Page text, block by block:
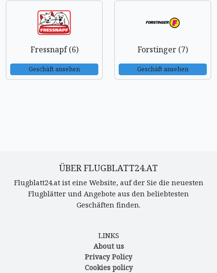
Fressnapf (6)
Geschäft ansehen
Forstinger (7)
Geschäft ansehen
ÜBER FLUGBLATT24.AT
Flugblatt24.at ist eine Website, auf der Sie die neuesten
Flugblätter und Angebote aus den beliebtesten
Geschäften finden.
LINKS
About us
Privacy Policy
Cookies policy